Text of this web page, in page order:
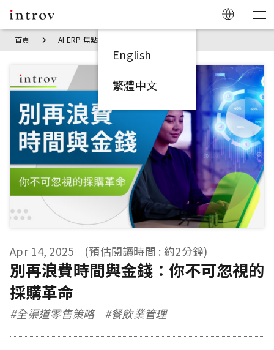
English
繁體中文
首頁 AI ERP 焦點見解
Apr 14, 2025 (預估閱讀時間 : 約2分鐘)
別再浪費時間與金錢：你不可忽視的
採購革命
#全渠道零售策略 #餐飲業管理